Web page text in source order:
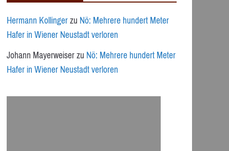
Hermann KollingerzuNö: Mehrere hundert Meter
Hafer in Wiener Neustadt verloren
Johann MayerweiserzuNö: Mehrere hundert Meter
Hafer in Wiener Neustadt verloren